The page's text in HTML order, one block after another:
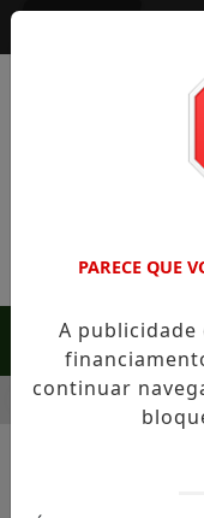
NEGRA:
PARECE QUE
A
continuar